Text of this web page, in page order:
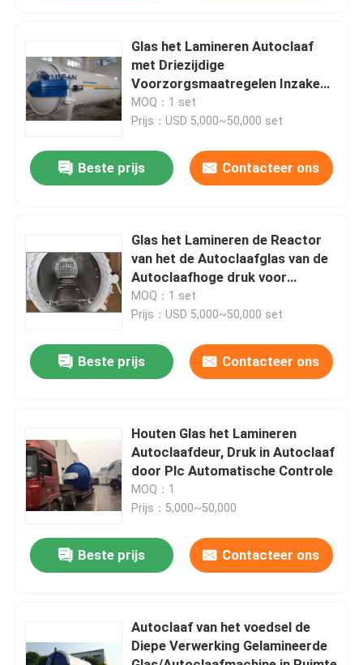
Video's
Over ons
Kwaliteitscontrole
Neem contact met ons op
Nieuws
AAC-Autoclaaf
Glas het Lamineren Autoclaaf
met Driezijdige
Voorzorgsmaatregelen Inzake
veiligheid
MOQ：1 set
Prijs：USD 5,000~50,000 set
Beste prijs Contacteer ons
Glas het Lamineren de Reactor
van het de Autoclaafglas van de
Autoclaafhoge druk voor
industrieel glas
MOQ：1 set
Prijs：USD 5,000~50,000 set
Beste prijs Contacteer ons
Houten Glas het Lamineren
Autoclaafdeur, Druk in Autoclaaf
door Plc Automatische Controle
MOQ：1
Prijs：5,000~50,000
Beste prijs Contacteer ons
Autoclaaf van het voedsel de
Diepe Verwerking Gelamineerde